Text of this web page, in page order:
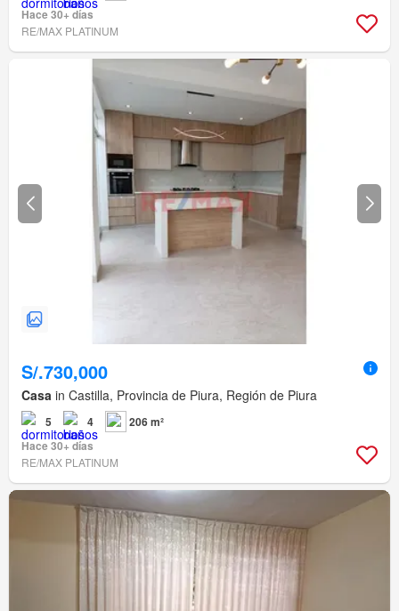
Hace 30+ días
RE/MAX PLATINUM
S/.730,000
Casa in Castilla, Provincia de Piura, Región de Piura
5 4
206 m²
Hace 30+ días
RE/MAX PLATINUM